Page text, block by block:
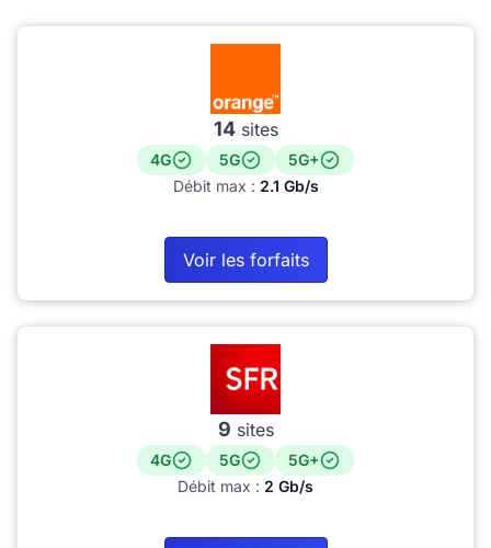
14sites
4G 5G
5G+
Débit max : 2.1 Gb/s
Voir les forfaits
9 sites
4G 5G
5G+
Débit max : 2 Gb/s